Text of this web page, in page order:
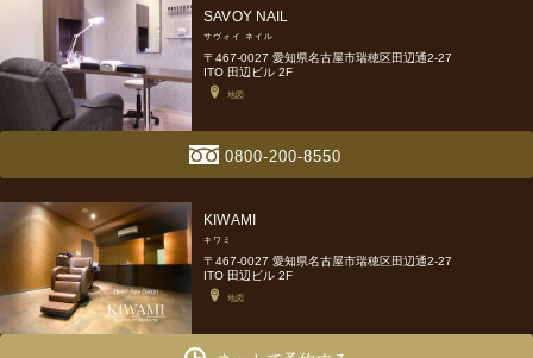
SAVOY NAIL
サヴォイ ネイル
〒467-0027 愛知県名古屋市瑞穂区田辺通2-27
ITO 田辺ビル 2F
地図
0800-200-8550
KIWAMI
キワミ
〒467-0027 愛知県名古屋市瑞穂区田辺通2-27
ITO 田辺ビル 2F
地図